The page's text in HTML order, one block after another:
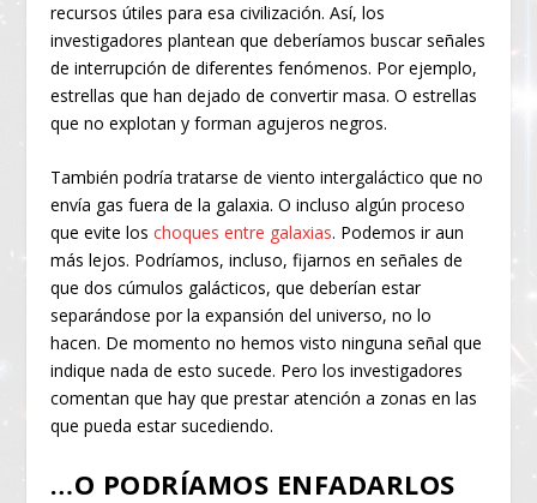
recursos útiles para esa civilización. Así, los
investigadores plantean que deberíamos buscar señales
de interrupción de diferentes fenómenos. Por ejemplo,
estrellas que han dejado de convertir masa. O estrellas
que no explotan y forman agujeros negros.
También podría tratarse de viento intergaláctico que no
envía gas fuera de la galaxia. O incluso algún proceso
que evite loschoques entre galaxias. Podemos ir aun
más lejos. Podríamos, incluso, fijarnos en señales de
que dos cúmulos galácticos, que deberían estar
separándose por la expansión del universo, no lo
hacen. De momento no hemos visto ninguna señal que
indique nada de esto sucede. Pero los investigadores
comentan que hay que prestar atención a zonas en las
que pueda estar sucediendo.
…O PODRÍAMOS ENFADARLOS